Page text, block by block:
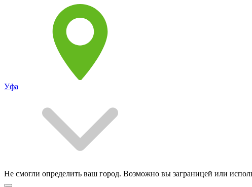
Уфа
Не смогли определить ваш город. Возможно вы заграницей или